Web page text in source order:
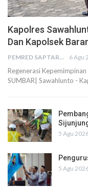
Kapolres
Dan Kapolsek
PEMRED SAPTARIUS 6 Agu
Regenerasi
SUMBAR| Sawahlunto -
5 Agu
5 Agu